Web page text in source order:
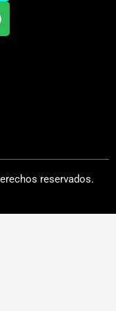
reservados.